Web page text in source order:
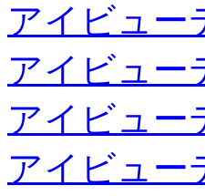
アイビュー
アイビュー
アイビュー
アイビュー